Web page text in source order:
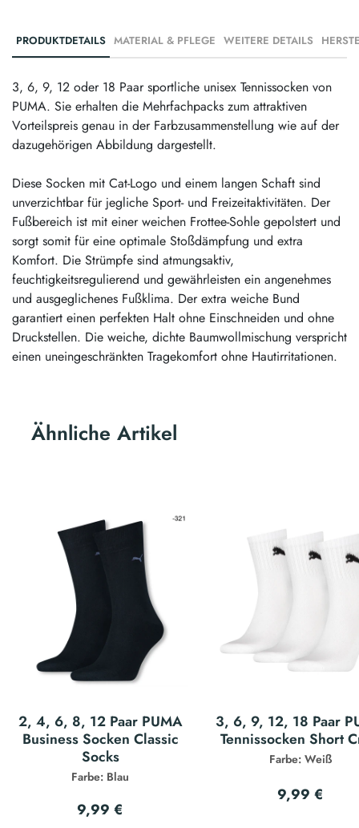
PRODUKTDETAILS MATERIAL & PFLEGE WEITERE DETAILS
3, 6, 9, 12 oder 18 Paar sportliche unisex Tennissocken von
PUMA. Sie erhalten die Mehrfachpacks zum attraktiven
Vorteilspreis genau in der Farbzusammenstellung wie auf der
dazugehörigen Abbildung dargestellt.
Diese Socken mit Cat-Logo und einem langen Schaft sind
unverzichtbar für jegliche Sport- und Freizeitaktivitäten. Der
Fußbereich ist mit einer weichen Frottee-Sohle gepolstert und
sorgt somit für eine optimale Stoßdämpfung und extra
Komfort. Die Strümpfe sind atmungsaktiv,
feuchtigkeitsregulierend und gewährleisten ein angenehmes
und ausgeglichenes Fußklima. Der extra weiche Bund
garantiert einen perfekten Halt ohne Einschneiden und ohne
Druckstellen. Die weiche, dichte Baumwollmischung verspricht
einen uneingeschränkten Tragekomfort ohne Hautirritationen.
Ähnliche Artikel
2, 4, 6, 8, 12 Paar PUMA
Business Socken Classic
Socks
Farbe: Blau
9,99 €
3, 6, 9, 12, 18 Paar
Tennissocken Short
Farbe: Weiß
9,99 €